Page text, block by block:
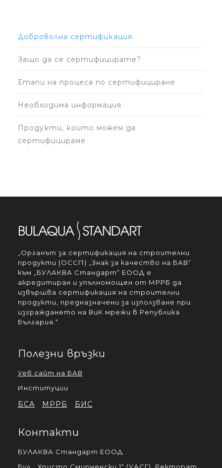
Доброволна сертификация
Защо да се сертифицирате?
Етапи на процеса по сертифициране
Необходима информация
Продукти, които можем да
сертифицираме
„Органът за сертификация на строителни
продукти (ОССП) „Знак за качество на БАВ“
към „БУЛАКВА Стандарт“ ЕООД е
акредитиран и упълномощен от МРРБ да
извършва сертификация на строителни
продукти, предназначени за използване при
изграждането на ВиК мрежи в Република
България.“
Полезни връзки
Уеб сайт на БАВ
Институции
БСА МРРБ БИС
Контакти
БУЛАКВА Стандарт ЕООД